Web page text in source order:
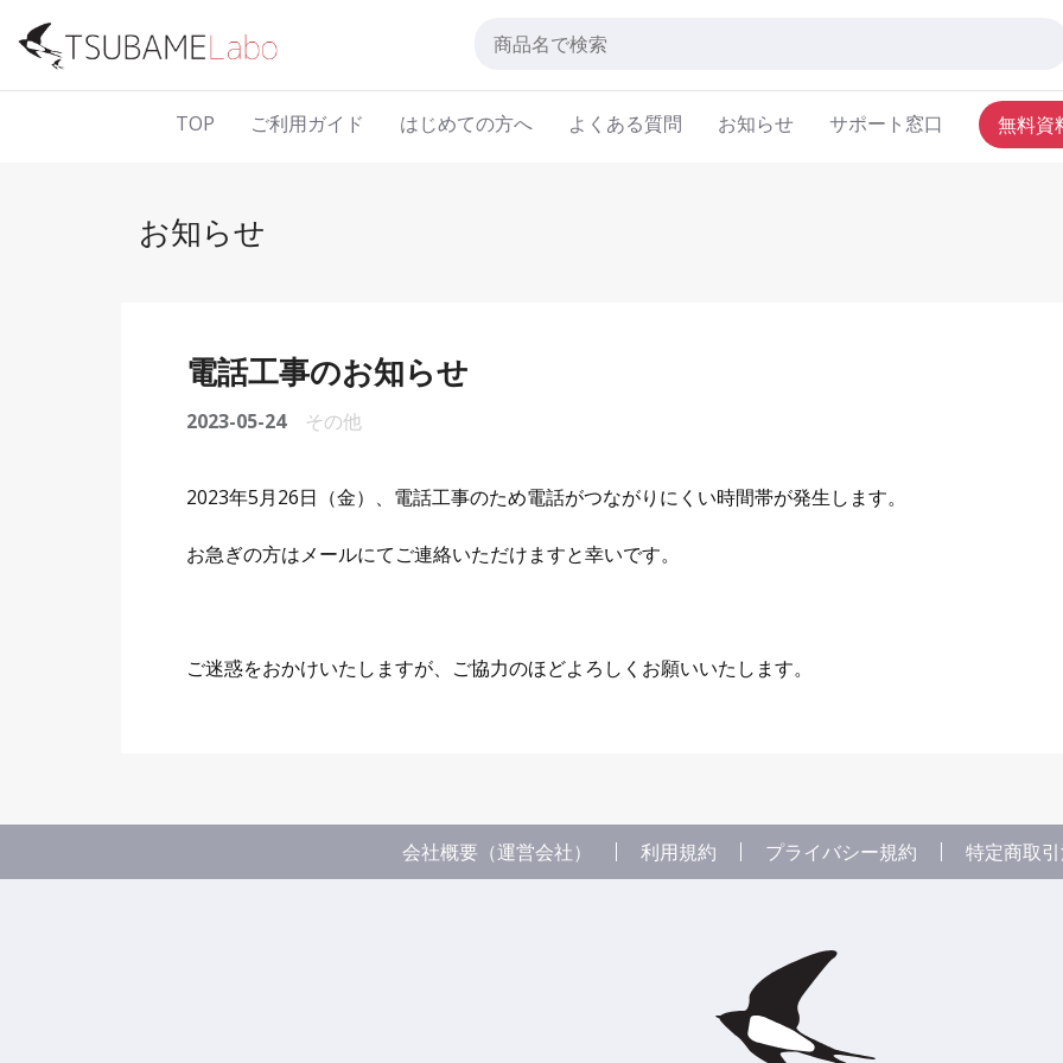
TOP ご利用ガイド はじめての方へ よくある質問 お知らせ サポート窓口 無料資
お知らせ
電話工事のお知らせ
2023-05-24 その他
2023年5月26日（金）、電話工事のため電話がつながりにくい時間帯が発生します。
お急ぎの方はメールにてご連絡いただけますと幸いです。
ご迷惑をおかけいたしますが、ご協力のほどよろしくお願いいたします。
会社概要（運営会社） 利用規約 プライバシー規約 特定商取